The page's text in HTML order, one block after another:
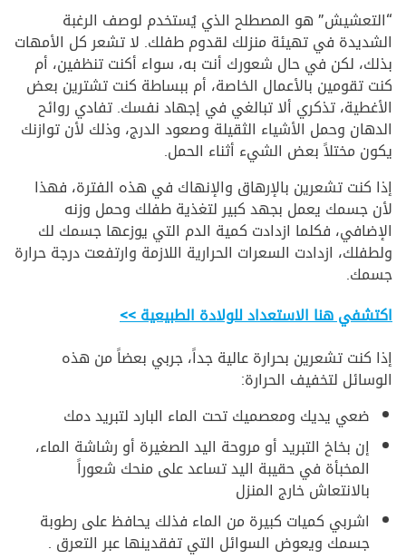
“التعشيش” هو المصطلح الذي يُستخدم لوصف الرغبة
الشديدة في تهيئة منزلك لقدوم طفلك. لا تشعر كل الأمهات
بذلك، لكن في حال شعورك أنت به، سواء أكنت تنظفين، أم
كنت تقومين بالأعمال الخاصة، أم ببساطة كنت تشترين بعض
الأغطية، تذكري ألا تبالغي في إجهاد نفسك. تفادي روائح
الدهان وحمل الأشياء الثقيلة وصعود الدرج، وذلك لأن توازنك
يكون مختلاً بعض الشيء أثناء الحمل.
إذا كنت تشعرين بالإرهاق والإنهاك في هذه الفترة، فهذا
لأن جسمك يعمل بجهد كبير لتغذية طفلك وحمل وزنه
الإضافي، فكلما ازدادت كمية الدم التي يوزعها جسمك لك
ولطفلك، ازدادت السعرات الحرارية اللازمة وارتفعت درجة حرارة
جسمك.
اكتشفي هنا الاستعداد للولادة الطبيعية >>
إذا كنت تشعرين بحرارة عالية جداً، جربي بعضاً من هذه
الوسائل لتخفيف الحرارة:
ضعي يديك ومعصميك تحت الماء البارد لتبريد دمك
إن بخاخ التبريد أو مروحة اليد الصغيرة أو رشاشة الماء،
المخبأة في حقيبة اليد تساعد على منحك شعوراً
بالانتعاش خارج المنزل
اشربي كميات كبيرة من الماء فذلك يحافظ على رطوبة
جسمك ويعوض السوائل التي تفقدينها عبر التعرق .